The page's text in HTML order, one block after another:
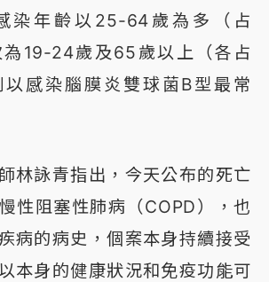
染年齡以25-64歲為多（占
19-24歲及65歲以上（各占
感染腦膜炎雙球菌B型最常
林詠青指出，今天公布的死亡
性阻塞性肺病（COPD），也
病的病史，個案本身持續接受
本身的健康狀況和免疫功能可